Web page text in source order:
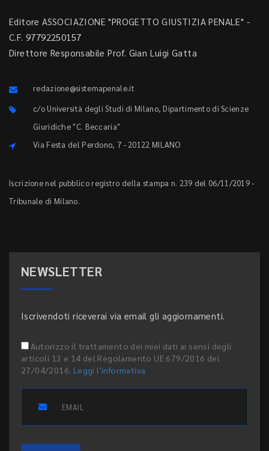
Editore ASSOCIAZIONE "PROGETTO GIUSTIZIA PENALE" -
C.F. 97792250157
Direttore Responsabile Prof. Gian Luigi Gatta
redazione@sistemapenale.it
c/o Università degli Studi di Milano, Dipartimento di Scienze
Giuridiche "C. Beccaria"
Via Festa del Perdono, 7 - 20122 MILANO
Iscrizione nel pubblico registro della stampa n. 239 del 06/11/2019 -
Tribunale di Milano.
NEWSLETTER
Iscrivendoti riceverai via email gli aggiornamenti.
Autorizzo il trattamento dei miei dati ai sensi degli
articoli 13 e 14 del Regolamento UE 679/2016 del
27/04/2016. Leggi l'informativa